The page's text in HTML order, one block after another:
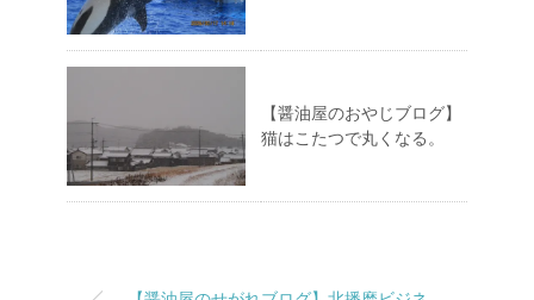
【醤油屋のおやじブログ】
猫はこたつで丸くなる。